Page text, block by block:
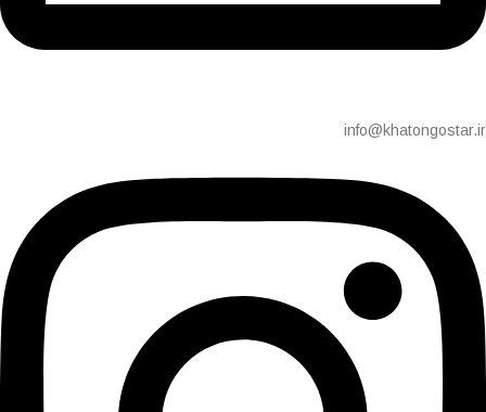
info@khatongostar.ir